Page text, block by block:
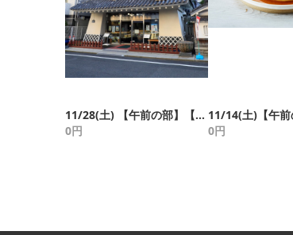
11/28(土) 【午前の部】【メトポプレゼント】駅から始まるさんぽ道 特別編（押上）
0円
0円